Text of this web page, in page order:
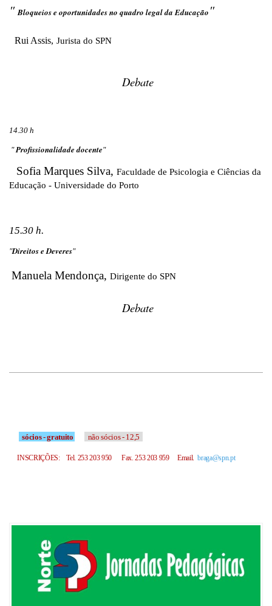
"Bloqueios e oportunidades no quadro legal da Educação "
Rui Assis, Jurista do SPN
Debate
14.30 h
"Profissionalidade docente"
Sofia Marques Silva, Faculdade de Psicologia e Ciências da
Educação - Universidade do Porto
15.30 h.
"Direitos e Deveres"
Manuela Mendonça, Dirigente do SPN
Debate
sócios - gratuito não sócios - 12,5
INSCRIÇÕES: Tel. 253 203 950 Fax. 253 203 959 Email. braga@spn.pt